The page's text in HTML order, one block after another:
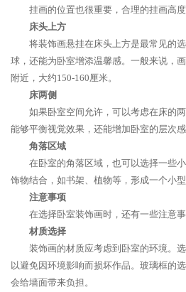
挂画的位置也很重要，合理的挂画高
床头上方
将装饰画悬挂在床头上方是最常见的
球，还能为卧室增添温馨感。一般来说，
附近，大约150-160厘米。
床两侧
如果卧室空间允许，可以考虑在床的
能够平衡视觉效果，还能增加卧室的层次感
角落区域
在卧室的角落区域，也可以选择一些
饰物结合，如书架、植物等，形成一个小
注意事项
在选择卧室装饰画时，还有一些注意
材质选择
装饰画的材质应考虑到卧室的环境。
以避免因环境影响而损坏作品。玻璃框的
会给墙面带来负担。